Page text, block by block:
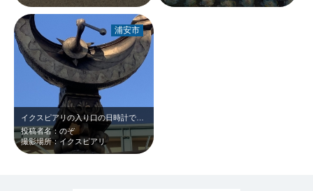
イクスピアリの入り口の日時計です 冬の空に映えていました
投稿者名：のぞ
撮影場所：イクスピアリ
浦安市